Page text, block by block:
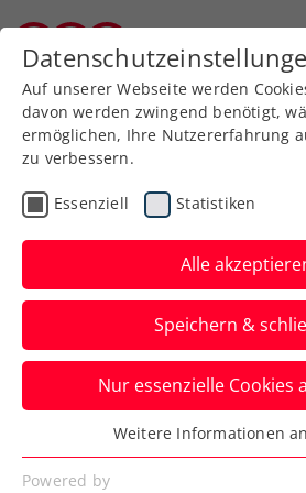
Zurück zur Newsübersicht
Turniere
Tennis Academy
Burgenland
Jugend zeigt bei
Europe-
Für Highlights in
speziell Finalist Gabriel
Doppelsieger Leander
Auf unserer Webseite werden
davon werden zwingend benötigt,
ermöglichen, Ihre Nutzererfahrung
zu verbessern.
Essenziell Statistiken
Alle
Speichern &
Nur essenzielle Cookies
Essenziell
Essenzielle Cookies werden für
Weitere Informationen
Powered by